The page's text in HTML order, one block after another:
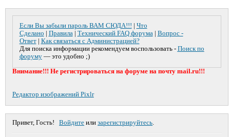
Если Вы забыли пароль ВАМ СЮДА!!!
Что
Сделано
Правила| Технический FAQ форума| Вопрос -
Ответ| Как связаться с Администрацией?
Для поиска информации рекомендуем воспользовать - Поиск по
форуму— это удобно ;)
Внимание!!! Не регистрироваться на форуме на почту mail.ru!!!
Редактор изображений Pixlr
Привет, Гость! Войдите илизарегистрируйтесь